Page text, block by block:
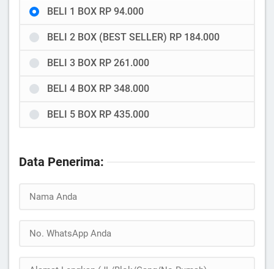
BELI 1 BOX RP 94.000
BELI 2 BOX (BEST SELLER) RP 184.000
BELI 3 BOX RP 261.000
BELI 4 BOX RP 348.000
BELI 5 BOX RP 435.000
Data Penerima: